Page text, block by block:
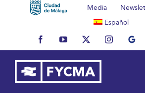
Media
Español
FacebookYouTubeX Instagram